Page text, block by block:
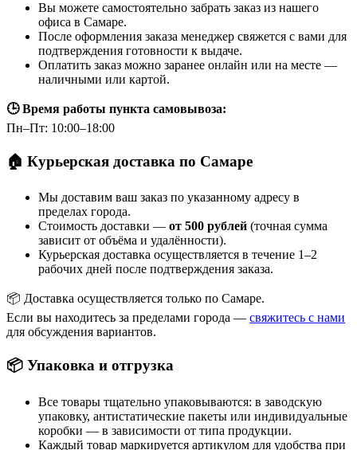
Вы можете самостоятельно забрать заказ из нашего
офиса в Самаре.
После оформления заказа менеджер свяжется с вами для
подтверждения готовности к выдаче.
Оплатить заказ можно заранее онлайн или на месте —
наличными или картой.
🕒 Время работы пункта самовывоза:
Пн–Пт: 10:00–18:00
🏠 Курьерская доставка по Самаре
Мы доставим ваш заказ по указанному адресу в
пределах города.
Стоимость доставки — от 500 рублей (точная сумма
зависит от объёма и удалённости).
Курьерская доставка осуществляется в течение 1–2
рабочих дней после подтверждения заказа.
📦 Доставка осуществляется только по Самаре.
Если вы находитесь за пределами города — свяжитесь с нами
для обсуждения вариантов.
📦 Упаковка и отгрузка
Все товары тщательно упаковываются: в заводскую
упаковку, антистатические пакеты или индивидуальные
коробки — в зависимости от типа продукции.
Каждый товар маркируется артикулом для удобства при